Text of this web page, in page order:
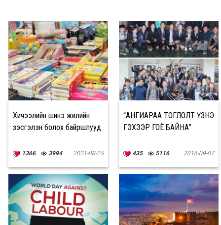
Хичээлийн шинэ жилийн
үзэсгэлэн болох байршлууд
1366 3994 2021-08-25
“АНГИАРАА ТОГЛОЛТ ҮЗНЭ
ГЭХЭЭР ГОЁ БАЙНА”
435 5116 2016-09-07